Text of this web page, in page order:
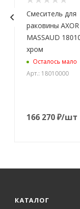
Смеситель для
раковины AXOR
MASSAUD
хром
Осталось мало
Арт.: 18010000
166 270₽/шт
КАТАЛОГ